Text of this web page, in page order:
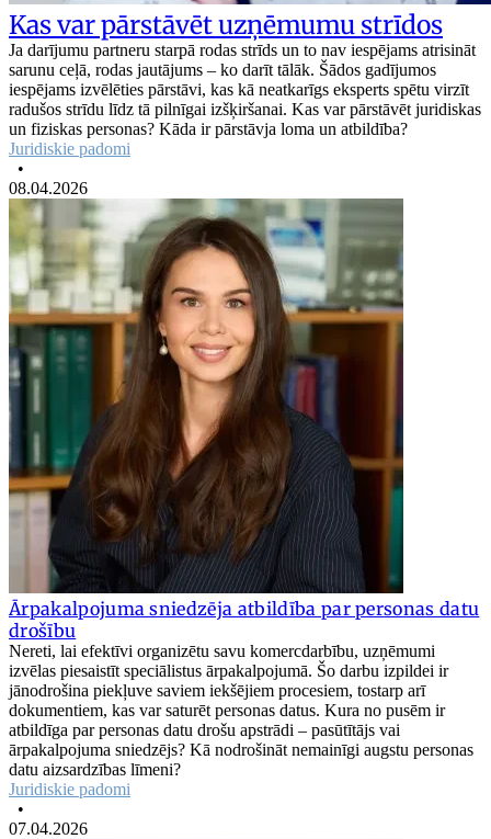
Kas var pārstāvēt uzņēmumu strīdos
Ja darījumu partneru starpā rodas strīds un to nav iespējams atrisināt
sarunu ceļā, rodas jautājums – ko darīt tālāk. Šādos gadījumos
iespējams izvēlēties pārstāvi, kas kā neatkarīgs eksperts spētu virzīt
radušos strīdu līdz tā pilnīgai izšķiršanai. Kas var pārstāvēt juridiskas
un fiziskas personas? Kāda ir pārstāvja loma un atbildība?
Juridiskie padomi
•
08.04.2026
Ārpakalpojuma sniedzēja atbildība par personas datu
drošību
Nereti, lai efektīvi organizētu savu komercdarbību, uzņēmumi
izvēlas piesaistīt speciālistus ārpakalpojumā. Šo darbu izpildei ir
jānodrošina piekļuve saviem iekšējiem procesiem, tostarp arī
dokumentiem, kas var saturēt personas datus. Kura no pusēm ir
atbildīga par personas datu drošu apstrādi – pasūtītājs vai
ārpakalpojuma sniedzējs? Kā nodrošināt nemainīgi augstu personas
datu aizsardzības līmeni?
Juridiskie padomi
•
07.04.2026